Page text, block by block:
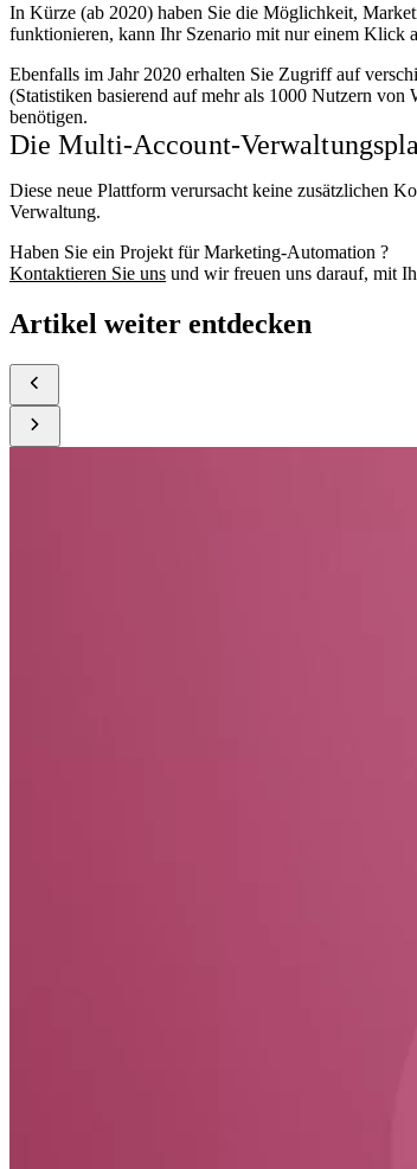
In Kürze (ab 2020) haben Sie die Möglichkeit,
funktionieren, kann Ihr Szenario mit nur einem Klick
Ebenfalls im Jahr 2020 erhalten Sie Zugriff auf
(Statistiken basierend auf mehr als 1000 Nutzern
benötigen.
Die Multi-Account-
Diese neue Plattform verursacht keine zusätzlichen
Verwaltung.
Haben Sie ein Projekt für Marketing-Automation ?
Kontaktieren Sie uns und wir freuen uns darauf, mit
Artikel weiter entdecken